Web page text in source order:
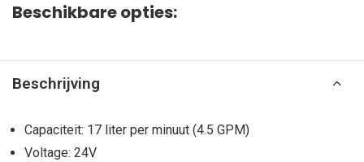
Beschikbare opties:
Beschrijving
Capaciteit: 17 liter per minuut (4.5 GPM)
Voltage: 24V